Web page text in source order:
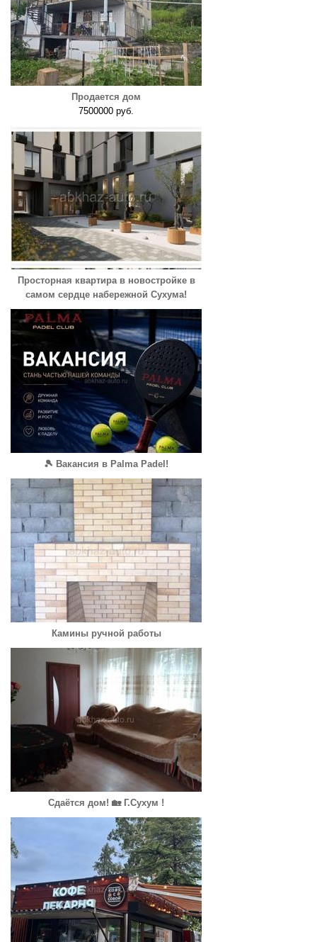
Продается дом
7500000 руб.
Просторная квартира в новостройке в
самом сердце набережной Сухума!
🎾 Вакансия в Palma Padel!
Камины ручной работы
Сдаётся дом! 🏡 Г.Сухум !